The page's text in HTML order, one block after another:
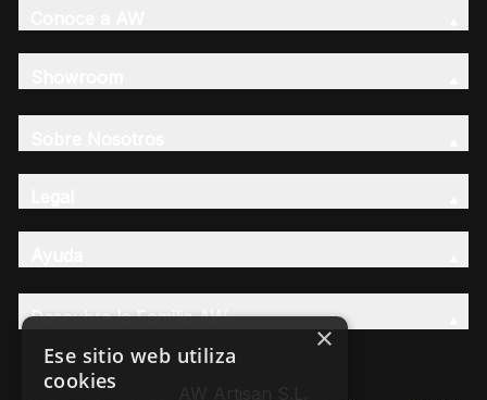
Descubre la Familia AW
×
Ese sitio web utiliza
cookies